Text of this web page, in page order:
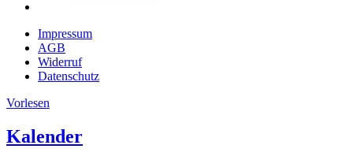
Impressum
AGB
Widerruf
Datenschutz
Vorlesen
Kalender